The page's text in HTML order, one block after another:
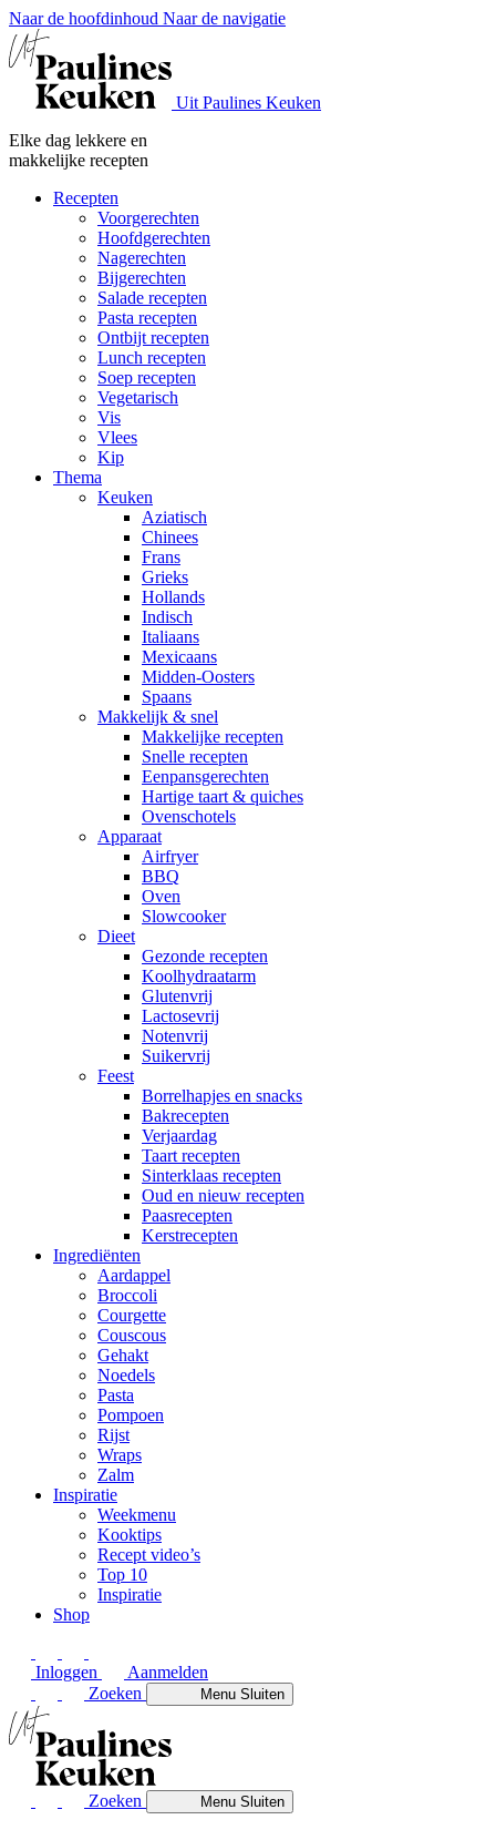
Naar de hoofdinhoud Naar de navigatie
Uit Paulines Keuken
Elke dag lekkere en
makkelijke recepten
Recepten
Voorgerechten
Hoofdgerechten
Nagerechten
Bijgerechten
Salade recepten
Pasta recepten
Ontbijt recepten
Lunch recepten
Soep recepten
Vegetarisch
Vis
Vlees
Kip
Thema
Keuken
Aziatisch
Chinees
Frans
Grieks
Hollands
Indisch
Italiaans
Mexicaans
Midden-Oosters
Spaans
Makkelijk & snel
Makkelijke recepten
Snelle recepten
Eenpansgerechten
Hartige taart & quiches
Ovenschotels
Apparaat
Airfryer
BBQ
Oven
Slowcooker
Dieet
Gezonde recepten
Koolhydraatarm
Glutenvrij
Lactosevrij
Notenvrij
Suikervrij
Feest
Borrelhapjes en snacks
Bakrecepten
Verjaardag
Taart recepten
Sinterklaas recepten
Oud en nieuw recepten
Paasrecepten
Kerstrecepten
Ingrediënten
Aardappel
Broccoli
Courgette
Couscous
Gehakt
Noedels
Pasta
Pompoen
Rijst
Wraps
Zalm
Inspiratie
Weekmenu
Kooktips
Recept video’s
Top 10
Inspiratie
Shop
Inloggen
Aanmelden
Zoeken
MenuSluiten
Zoeken MenuSluiten